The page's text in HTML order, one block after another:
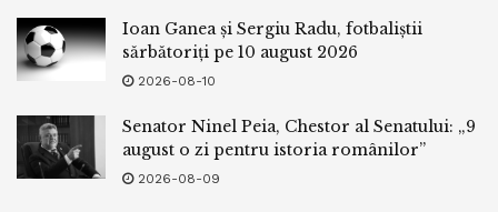
Ioan Ganea și Sergiu Radu, fotbaliștii
sărbătoriți pe 10 august 2026
2026-08-10
Senator Ninel Peia, Chestor al Senatului: „9
august o zi pentru istoria românilor”
2026-08-09